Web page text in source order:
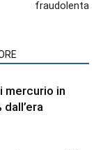
fraudolenta
mercurio in